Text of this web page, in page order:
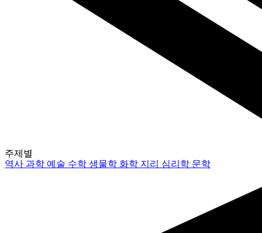
주제별
역사과학 예술 수학생물학 화학 지리 심리학 문학